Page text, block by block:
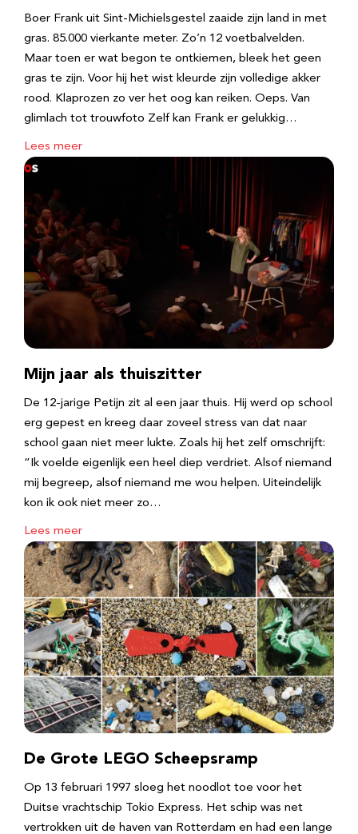
Boer Frank uit Sint-Michielsgestel zaaide zijn land in met
gras. 85.000 vierkante meter. Zo’n 12 voetbalvelden.
Maar toen er wat begon te ontkiemen, bleek het geen
gras te zijn. Voor hij het wist kleurde zijn volledige akker
rood. Klaprozen zo ver het oog kan reiken. Oeps. Van
glimlach tot trouwfoto Zelf kan Frank er gelukkig…
Lees meer
Mijn jaar als thuiszitter
De 12-jarige Petijn zit al een jaar thuis. Hij werd op school
erg gepest en kreeg daar zoveel stress van dat naar
school gaan niet meer lukte. Zoals hij het zelf omschrijft:
“Ik voelde eigenlijk een heel diep verdriet. Alsof niemand
mij begreep, alsof niemand me wou helpen. Uiteindelijk
kon ik ook niet meer zo…
Lees meer
De Grote LEGO Scheepsramp
Op 13 februari 1997 sloeg het noodlot toe voor het
Duitse vrachtschip Tokio Express. Het schip was net
vertrokken uit de haven van Rotterdam en had een lange